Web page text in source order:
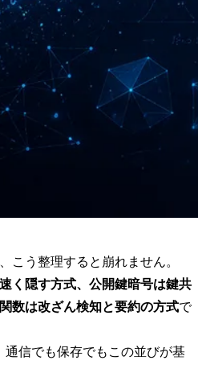
こう整理すると崩れません。
く隠す方式、公開鍵暗号は鍵共
数は改ざん検知と要約の方式で
信でも保存でもこの並びが基